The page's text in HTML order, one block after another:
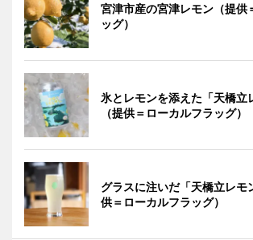
宮津市産の宮津レモン（提供
ッグ）
氷とレモンを添えた「天橋立
（提供＝ローカルフラッグ）
グラスに注いだ「天橋立レモ
供＝ローカルフラッグ）